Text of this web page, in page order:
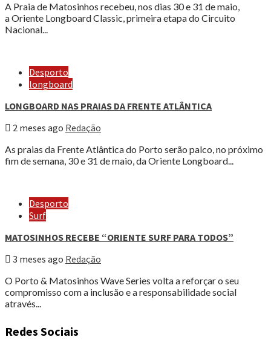
A Praia de Matosinhos recebeu, nos dias 30 e 31 de maio,
a Oriente Longboard Classic, primeira etapa do Circuito
Nacional...
Desporto
longboard
LONGBOARD NAS PRAIAS DA FRENTE ATLÂNTICA
2 meses ago Redação
As praias da Frente Atlântica do Porto serão palco, no próximo
fim de semana, 30 e 31 de maio, da Oriente Longboard...
Desporto
Surf
MATOSINHOS RECEBE “ORIENTE SURF PARA TODOS”
3 meses ago Redação
O Porto & Matosinhos Wave Series volta a reforçar o seu
compromisso com a inclusão e a responsabilidade social
através...
Redes Sociais